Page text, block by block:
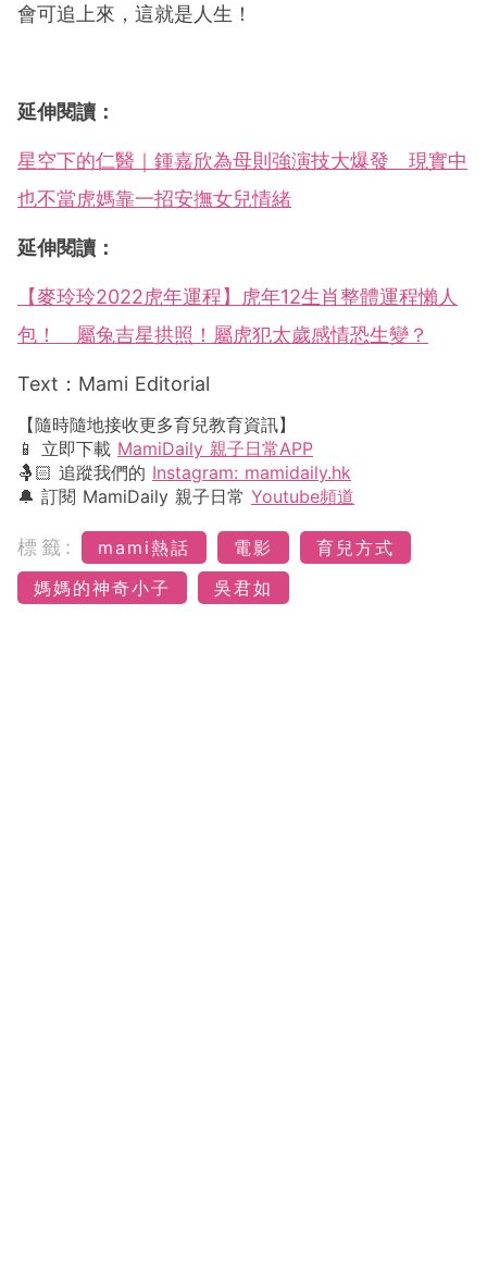
會可追上來，這就是人生！
延伸閱讀：
星空下的仁醫｜鍾嘉欣為母則強演技大爆發 現實中
也不當虎媽靠一招安撫女兒情緒
延伸閱讀：
【麥玲玲2022虎年運程】虎年12生肖整體運程懶人
包！ 屬兔吉星拱照！屬虎犯太歲感情恐生變？
Text：Mami Editorial
【隨時隨地接收更多育兒教育資訊】
📱 立即下載 MamiDaily 親子日常APP
🤱🏻 追蹤我們的 Instagram: mamidaily.hk
🔔 訂閱 MamiDaily 親子日常 Youtube頻道
標籤: mami熱話 電影
育兒方式
媽媽的神奇小子
吳君如